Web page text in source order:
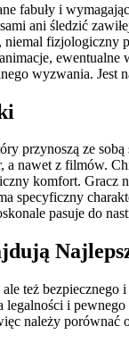
fabuły i
ani śledzić
fizjologiczny
wyzwania. Jest
przynoszą ze
nawet z filmów.
komfort. Gracz
specyficzny
pasuje do
też
i
należy porównać